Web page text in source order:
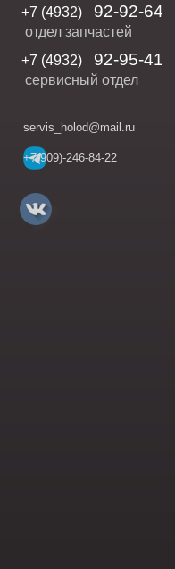
+7 (4932) 92-92-64
отдел запчастей
+7 (4932)
92-95-41
сервисный отдел
servis_holod@mail.ru
+7(909)-246-84-22